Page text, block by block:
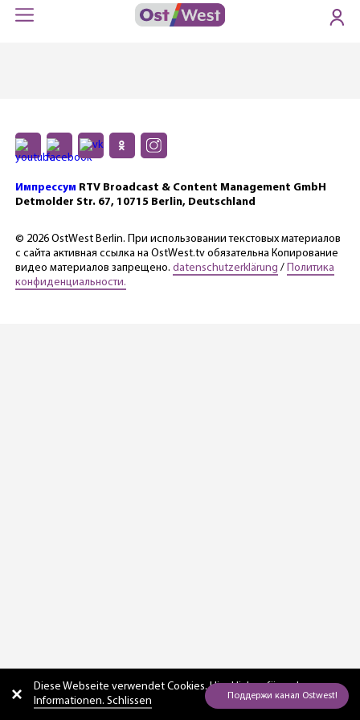
Импрессум RTV Broadcast & Content Management GmbH
Detmolder Str. 67, 10715 Berlin, Deutschland
© 2026 OstWest Berlin. При использовании текстовых материалов
с сайта активная ссылка на OstWest.tv обязательна Копирование
видео материалов запрещено. datenschutzerklärung / Политика
конфиденциальности.
Diese Webseite verwendet Cookies. Hierklicken für mehr
Informationen. Schlissen